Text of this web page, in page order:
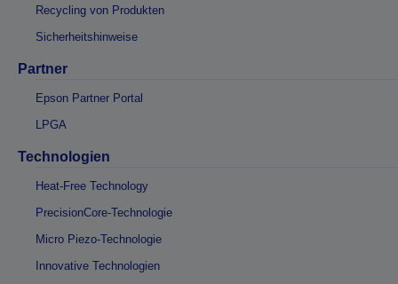
Recycling von Produkten
Sicherheitshinweise
Partner
Epson Partner Portal
LPGA
Technologien
Heat-Free Technology
PrecisionCore-Technologie
Micro Piezo-Technologie
Innovative Technologien